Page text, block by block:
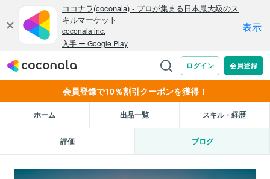
会員登録で10％割引クーポンを獲得！
ホーム 出品一覧 スキル・経歴
評価 ブログ